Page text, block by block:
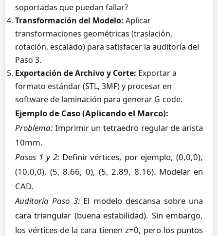
soportadas que puedan fallar?
Transformación del Modelo: Aplicar
transformaciones geométricas (traslación,
rotación, escalado) para satisfacer la auditoría del
Paso 3.
Exportación de Archivo y Corte: Exportar a
formato estándar (STL, 3MF) y procesar en
software de laminación para generar G-code.
Ejemplo de Caso (Aplicando el Marco):
Problema: Imprimir un tetraedro regular de arista
10mm.
Pasos 1 y 2:Definir vértices, por ejemplo, (0,0,0),
(10,0,0), (5, 8.66, 0), (5, 2.89, 8.16). Modelar en
CAD.
Auditoría Paso 3:El modelo descansa sobre una
cara triangular (buena estabilidad). Sin embargo,
los vértices de la cara tienen z=0, pero los puntos